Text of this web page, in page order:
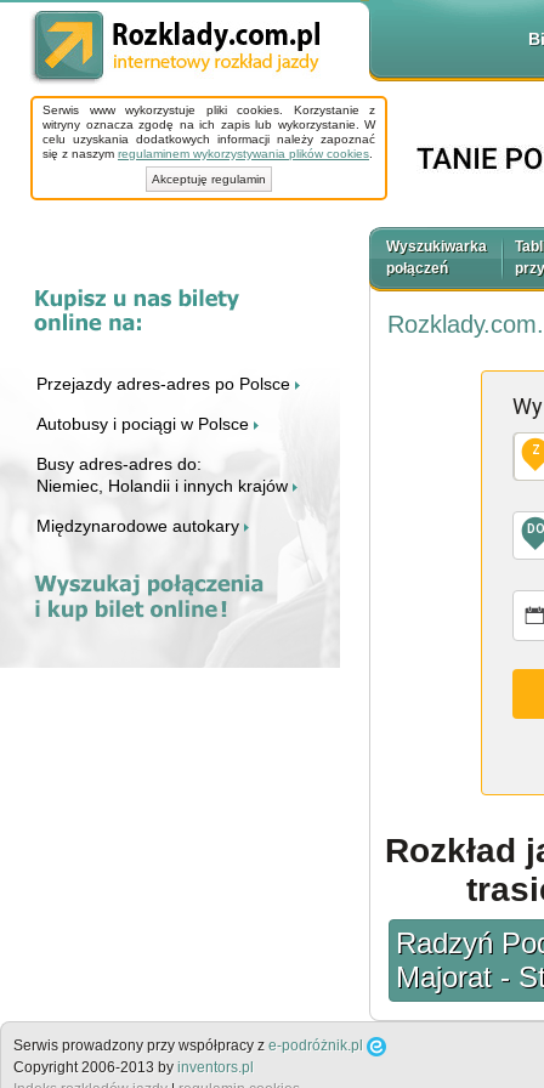
Serwis www wykorzystuje pliki cookies. Korzystanie z
witryny oznacza zgodę na ich zapis lub wykorzystanie. W
celu uzyskania dodatkowych informacji należy zapoznać
się z naszym regulaminem wykorzystywania plików cookies
Akceptuję regulamin
Przejazdy adres-adres po Polsce
Autobusy i pociągi w Polsce
Busy adres-adres do:
Niemiec, Holandii i innych krajów
Międzynarodowe autokary
Wyszukiwarka
połączeń
Z
DO
Rozkład
Radzyń
Majorat -
Serwis prowadzony przy współpracy z e-podróżnik.pl
Copyright 2006-2013 by inventors.pl